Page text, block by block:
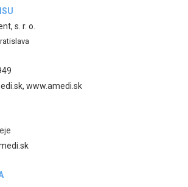
s. r. o.
www.amedi.sk